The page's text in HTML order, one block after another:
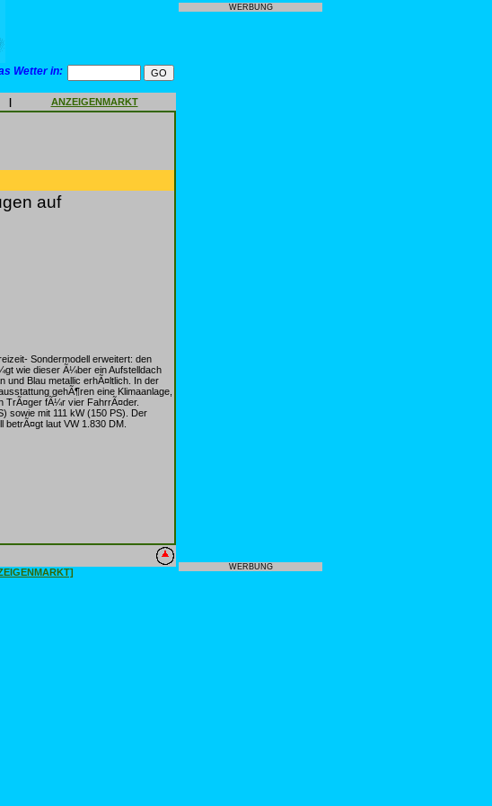
Wetter in:
| ANZEIGENMARKT
auf
Sondermodell erweitert: den
wie dieser Ã¼ber ein Aufstelldach
und Blau metallic erhÃ¤ltlich. In der
gehÃ¶ren eine Klimaanlage,
TrÃ¤ger fÃ¼r vier FahrrÃ¤der.
sowie mit 111 kW (150 PS). Der
laut VW 1.830 DM.
WERBUNG
WERBUNG